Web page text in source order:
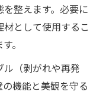
整えます。必要に
として使用するこ
。
（剥がれや再発
機能と美観を守る